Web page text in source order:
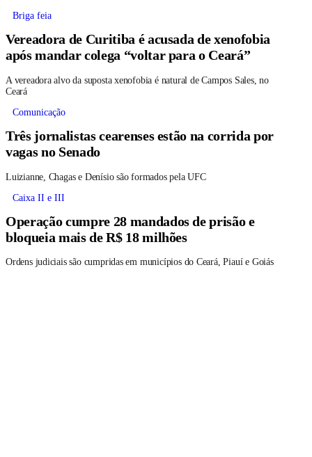
Briga feia
Vereadora de Curitiba é acusada de xenofobia
após mandar colega “voltar para o Ceará”
A vereadora alvo da suposta xenofobia é natural de Campos Sales, no
Ceará
Comunicação
Três jornalistas cearenses estão na corrida por
vagas no Senado
Luizianne, Chagas e Denísio são formados pela UFC
Caixa II e III
Operação cumpre 28 mandados de prisão e
bloqueia mais de R$ 18 milhões
Ordens judiciais são cumpridas em municípios do Ceará, Piauí e Goiás